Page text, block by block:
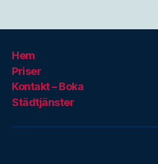
Hem
Priser
Kontakt – Boka
Städtjänster